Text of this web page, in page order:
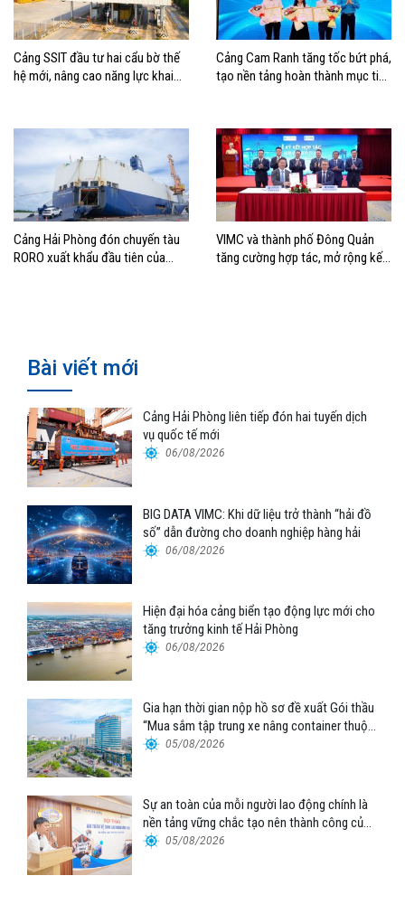
Cảng SSIT đầu tư hai cẩu bờ thế
hệ mới, nâng cao năng lực khai
Cảng Cam Ranh tăng tốc bứt phá,
tạo nền tảng hoàn thành mục tiêu
Cảng Hải Phòng đón chuyến tàu
RORO xuất khẩu đầu tiên của
VIMC và thành phố Đông Quản
tăng cường hợp tác, mở rộng kết
Bài viết mới
Cảng Hải Phòng liên tiếp đón hai tuyến dịch
vụ quốc tế mới
06/08/2026
BIG DATA VIMC: Khi dữ liệu trở thành “hải đồ
số” dẫn đường cho doanh nghiệp hàng hải
06/08/2026
Hiện đại hóa cảng biển tạo động lực mới cho
tăng trưởng kinh tế Hải Phòng
06/08/2026
Gia hạn thời gian nộp hồ sơ đề xuất Gói thầu
“Mua sắm tập trung xe nâng container thuộc
Tổng công ty Hàng hải Việt Nam – CTCP”
05/08/2026
Sự an toàn của mỗi người lao động chính là
nền tảng vững chắc tạo nên thành công của
Cảng Đà Nẵng
05/08/2026